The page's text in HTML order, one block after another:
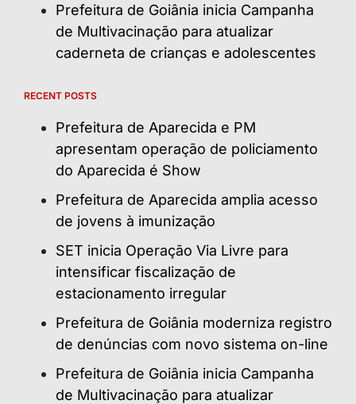
Prefeitura de Goiânia inicia Campanha
de Multivacinação para atualizar
caderneta de crianças e adolescentes
RECENT POSTS
Prefeitura de Aparecida e PM
apresentam operação de policiamento
do Aparecida é Show
Prefeitura de Aparecida amplia acesso
de jovens à imunização
SET inicia Operação Via Livre para
intensificar fiscalização de
estacionamento irregular
Prefeitura de Goiânia moderniza registro
de denúncias com novo sistema on-line
Prefeitura de Goiânia inicia Campanha
de Multivacinação para atualizar